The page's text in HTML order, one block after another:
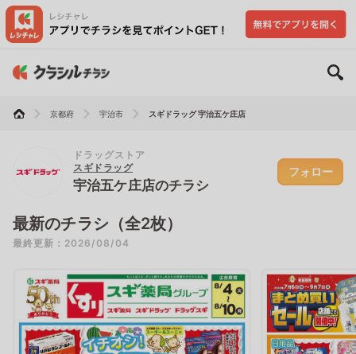
京都府 宇治市 スギドラッグ 宇治五ケ庄店
ドラッグストア
スギドラッグ
宇治五ケ庄店のチラシ
フォロー
最新のチラシ（全2枚）
最終更新：2026/08/04